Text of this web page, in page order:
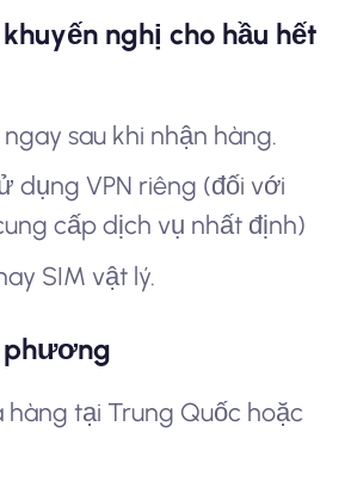
nghị cho hầu hết
sau khi nhận hàng.
dụng VPN riêng (đối với
cấp dịch vụ nhất định)
SIM vật lý.
phương
hàng tại Trung Quốc hoặc